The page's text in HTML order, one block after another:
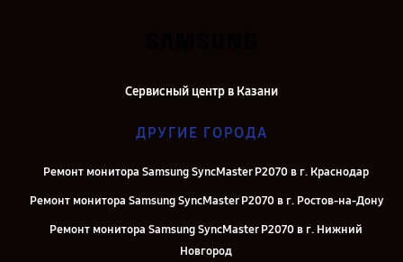
Сервисный центр в Казани
ДРУГИЕ ГОРОДА
Ремонт монитора Samsung SyncMaster P2070 в г. Краснодар
Ремонт монитора Samsung SyncMaster P2070 в г. Ростов-на-Дону
Ремонт монитора Samsung SyncMaster P2070 в г. Нижний
Новгород